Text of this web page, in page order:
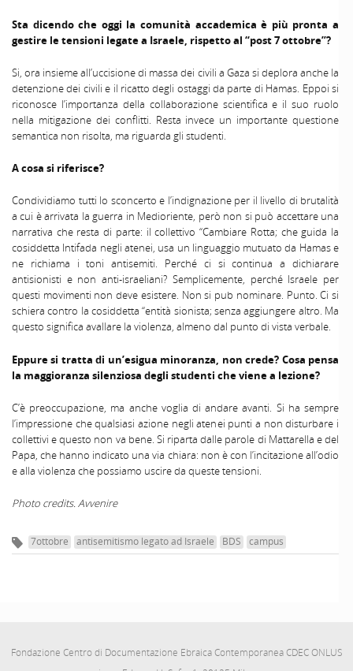
Sta dicendo che oggi la comunità accademica è più pronta a
gestire le tensioni legate a Israele, rispetto al “post 7 ottobre”?
Si, ora insieme all’uccisione di massa dei civili a Gaza si deplora anche la
detenzione dei civili e il ricatto degli ostaggi da parte di Hamas. Eppoi si
riconosce l’importanza della collaborazione scientifica e il suo ruolo
nella mitigazione dei conflitti. Resta invece un importante questione
semantica non risolta, ma riguarda gli studenti.
A cosa si riferisce?
Condividiamo tutti lo sconcerto e l’indignazione per il livello di brutalità
a cui è arrivata la guerra in Medioriente, però non si può accettare una
narrativa che resta di parte: il collettivo “Cambiare Rotta; che guida la
cosiddetta Intifada negli atenei, usa un linguaggio mutuato da Hamas e
ne richiama i toni antisemiti. Perché ci si continua a dichiarare
antisionisti e non anti-israeliani? Semplicemente, perché Israele per
questi movimenti non deve esistere. Non si pub nominare. Punto. Ci si
schiera contro la cosiddetta “entità sionista; senza aggiungere altro. Ma
questo significa avallare la violenza, almeno dal punto di vista verbale.
Eppure si tratta di un’esigua minoranza, non crede? Cosa pensa
la maggioranza silenziosa degli studenti che viene a lezione?
C’è preoccupazione, ma anche voglia di andare avanti. Si ha sempre
l’impressione che qualsiasi azione negli atenei punti a non disturbare i
collettivi e questo non va bene. Si riparta dalle parole di Mattarella e del
Papa, che hanno indicato una via chiara: non è con l’incitazione all’odio
e alla violenza che possiamo uscire da queste tensioni.
Photo credits. Avvenire
7ottobre antisemitismo legato ad Israele BDS campus
Fondazione Centro di Documentazione Ebraica Contemporanea CDEC ONLUS